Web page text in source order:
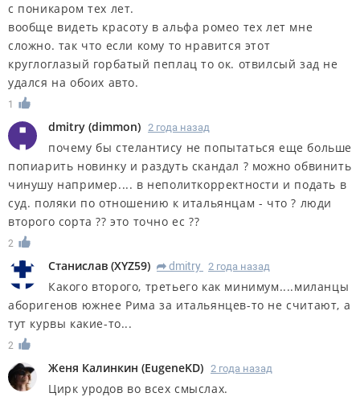
с поникаром тех лет.
вообще видеть красоту в альфа ромео тех лет мне
сложно. так что если кому то нравится этот
круглоглазый горбатый пеплац то ок. отвилсый зад не
удался на обоих авто.
1
dmitry (dimmon) 2 года назад
почему бы стелантису не попытаться еще больше
попиарить новинку и раздуть скандал ? можно обвинить
чинушу например.... в неполиткорректности и подать в
суд. поляки по отношению к итальянцам - что ? люди
второго сорта ?? это точно ес ??
2
Станислав (XYZ59) R dmitry 2 года назад
Какого второго, третьего как минимум....миланцы
аборигенов южнее Рима за итальянцев-то не считают, а
тут курвы какие-то...
2
Женя Калинкин (EugeneKD) 2 года назад
Цирк уродов во всех смыслах.